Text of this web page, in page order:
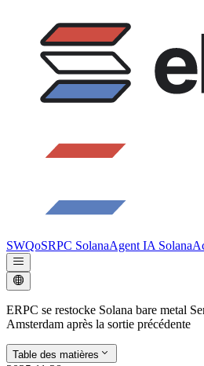
SWQoSRPC SolanaAgent IA Solana
ERPC se restocke Solana bare metal
Amsterdam après la sortie précédente
Table des matières